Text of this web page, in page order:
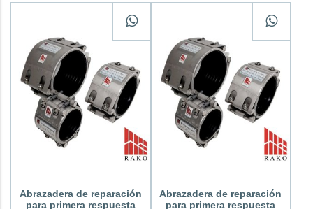
Abrazadera de reparación
para primera respuesta
Abrazadera de reparación
para primera respuesta